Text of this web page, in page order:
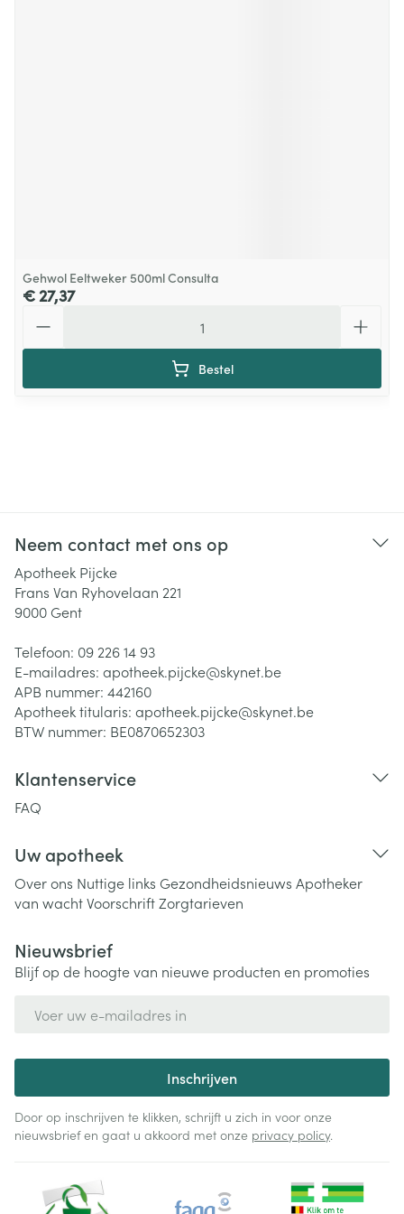
Gehwol Eeltweker 500ml Consulta
€ 27,37
Bestel
Neem contact met ons op
Apotheek Pijcke
Frans Van Ryhovelaan 221
9000 Gent
Telefoon: 09 226 14 93
E-mailadres: apotheek.pijcke@skynet.be
APB nummer: 442160
Apotheek titularis: apotheek.pijcke@skynet.be
BTW nummer: BE0870652303
Klantenservice
FAQ
Uw apotheek
Over ons Nuttige links Gezondheidsnieuws Apotheker
van wachtVoorschriftZorgtarieven
Nieuwsbrief
Blijf op de hoogte van nieuwe producten en promoties
Inschrijven
Door op inschrijven te klikken, schrijft u zich in voor onze
nieuwsbrief en gaat u akkoord met onze privacy policy.